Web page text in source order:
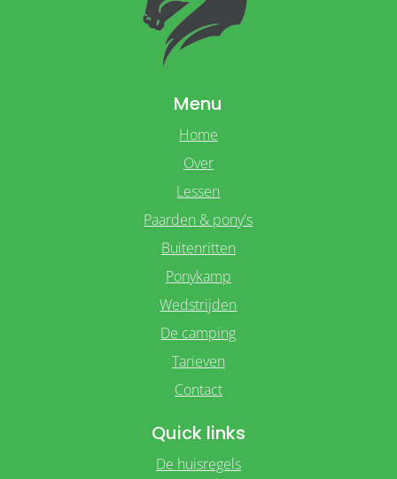
Menu
Home
Over
Lessen
Paarden & pony's
Buitenritten
Ponykamp
Wedstrijden
De camping
Tarieven
Contact
Quick links
De huisregels